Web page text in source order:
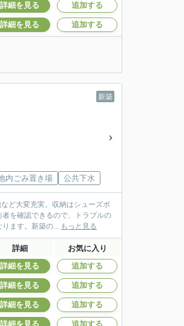
詳細を見る 追加する
詳細を見る 追加する
新築
内ごみ置き場 公共下水
ど大変充実。収納はシューズボ
を確認できるので、トラブルの
ます。新築の... もっと見る
詳細 お気に入り
詳細を見る 追加する
詳細を見る 追加する
詳細を見る 追加する
詳細を見る 追加する